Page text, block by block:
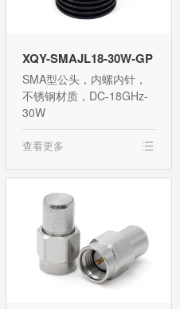
XQY-SMAJL18-30W-GP
SMA型公头，内螺内针，
不锈钢材质，DC-18GHz-
30W
查看更多